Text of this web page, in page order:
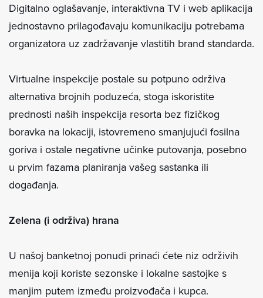
Digitalno oglašavanje, interaktivna TV i web aplikacija
jednostavno prilagođavaju komunikaciju potrebama
organizatora uz zadržavanje vlastitih brand standarda.
Virtualne inspekcije postale su potpuno održiva
alternativa brojnih poduzeća, stoga iskoristite
prednosti naših inspekcija resorta bez fizičkog
boravka na lokaciji, istovremeno smanjujući fosilna
goriva i ostale negativne učinke putovanja, posebno
u prvim fazama planiranja vašeg sastanka ili
događanja.
Zelena (i održiva) hrana
U našoj banketnoj ponudi prinaći ćete niz održivih
menija koji koriste sezonske i lokalne sastojke s
manjim putem između proizvođača i kupca.